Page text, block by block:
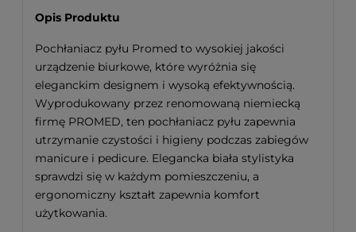
Opis Produktu
Pochłaniacz pyłu Promed to wysokiej jakości
urządzenie biurkowe, które wyróżnia się
eleganckim designem i wysoką efektywnością.
Wyprodukowany przez renomowaną niemiecką
firmę PROMED, ten pochłaniacz pyłu zapewnia
utrzymanie czystości i higieny podczas zabiegów
manicure i pedicure. Elegancka biała stylistyka
sprawdzi się w każdym pomieszczeniu, a
ergonomiczny kształt zapewnia komfort
użytkowania.